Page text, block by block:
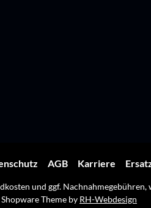
AGB Karriere
und ggf. Nachnahmegebühren,
Theme by RH-Webdesign